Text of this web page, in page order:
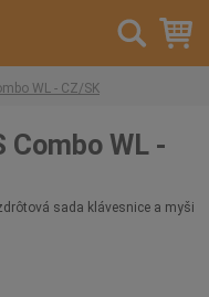
WL - CZ/SK
Combo WL -
sada klávesnice a myši